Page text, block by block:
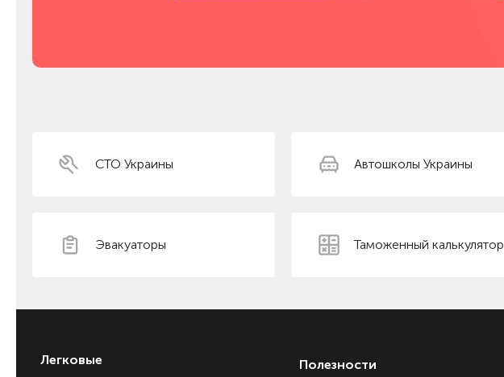
СТО Украины Автошколы Украины
Эвакуаторы Таможенный калькулятор
Легковые Полезности